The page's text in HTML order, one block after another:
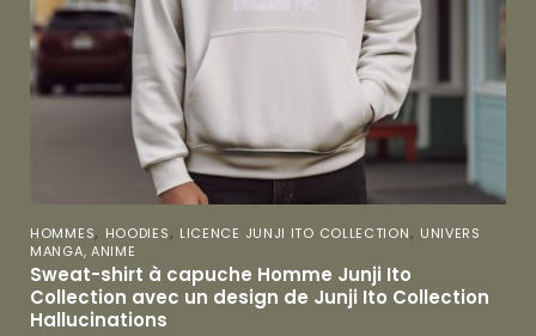
HOMMES, HOODIES, LICENCE JUNJI ITO COLLECTION, UNIVERS
MANGA, ANIME
Sweat-shirt à capuche Homme Junji Ito
Collection avec un design de Junji Ito Collection
Hallucinations